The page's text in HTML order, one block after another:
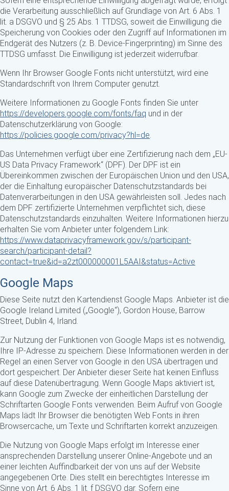
die Verarbeitung ausschließlich auf Grundlage von Art. 6 Abs. 1
lit. a DSGVO und § 25 Abs. 1 TTDSG, soweit die Einwilligung die
Speicherung von Cookies oder den Zugriff auf Informationen im
Endgerät des Nutzers (z. B. Device-Fingerprinting) im Sinne des
TTDSG umfasst. Die Einwilligung ist jederzeit widerrufbar.
Wenn Ihr Browser Google Fonts nicht unterstützt, wird eine
Standardschrift von Ihrem Computer genutzt.
Weitere Informationen zu Google Fonts finden Sie unter
https://developers.google.com/fonts/faq und in der
Datenschutzerklärung von Google:
https://policies.google.com/privacy?hl=de.
Das Unternehmen verfügt über eine Zertifizierung nach dem „EU-
US Data Privacy Framework“ (DPF). Der DPF ist ein
Übereinkommen zwischen der Europäischen Union und den USA,
der die Einhaltung europäischer Datenschutzstandards bei
Datenverarbeitungen in den USA gewährleisten soll. Jedes nach
dem DPF zertifizierte Unternehmen verpflichtet sich, diese
Datenschutzstandards einzuhalten. Weitere Informationen hierzu
erhalten Sie vom Anbieter unter folgendem Link:
https://www.dataprivacyframework.gov/s/participant-
search/participant-detail?
contact=true&id=a2zt000000001L5AAI&status=Active
Google Maps
Diese Seite nutzt den Kartendienst Google Maps. Anbieter ist die
Google Ireland Limited („Google“), Gordon House, Barrow
Street, Dublin 4, Irland.
Zur Nutzung der Funktionen von Google Maps ist es notwendig,
Ihre IP-Adresse zu speichern. Diese Informationen werden in der
Regel an einen Server von Google in den USA übertragen und
dort gespeichert. Der Anbieter dieser Seite hat keinen Einfluss
auf diese Datenübertragung. Wenn Google Maps aktiviert ist,
kann Google zum Zwecke der einheitlichen Darstellung der
Schriftarten Google Fonts verwenden. Beim Aufruf von Google
Maps lädt Ihr Browser die benötigten Web Fonts in ihren
Browsercache, um Texte und Schriftarten korrekt anzuzeigen.
Die Nutzung von Google Maps erfolgt im Interesse einer
ansprechenden Darstellung unserer Online-Angebote und an
einer leichten Auffindbarkeit der von uns auf der Website
angegebenen Orte. Dies stellt ein berechtigtes Interesse im
Sinne von Art. 6 Abs. 1 lit. f DSGVO dar. Sofern eine